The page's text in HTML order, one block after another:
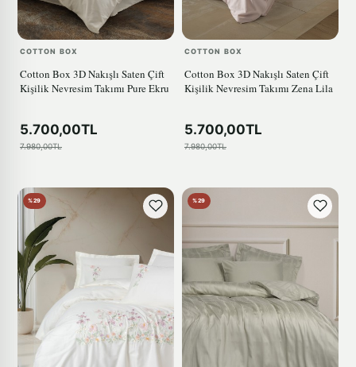
COTTON BOX
Cotton Box 3D Nakışlı Saten Çift
Kişilik Nevresim Takımı Pure Ekru
5.700,00TL
7.980,00TL
COTTON BOX
Cotton Box 3D Nakışlı Saten Çift
Kişilik Nevresim Takımı Zena Lila
5.700,00TL
7.980,00TL
%29 %29